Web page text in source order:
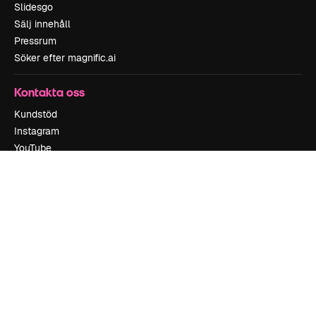
Slidesgo
Sälj innehåll
Pressrum
Söker efter magnific.ai
Kontakta oss
Kundstöd
Instagram
YouTube